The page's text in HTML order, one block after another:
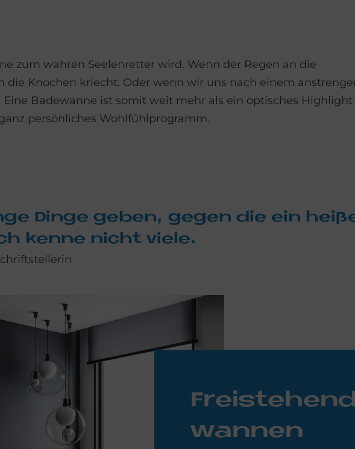
zum wahren Seelenretter wird. Wenn der Regen an die
Knochen kriecht. Oder wenn wir uns nach einem
Badewanne ist somit weit mehr als ein optisches Highlight
persönliches Wohlfühlprogramm.
Din­ge ge­ben, ge­gen die ein
ken­ne nicht vie­le.
wan­nen